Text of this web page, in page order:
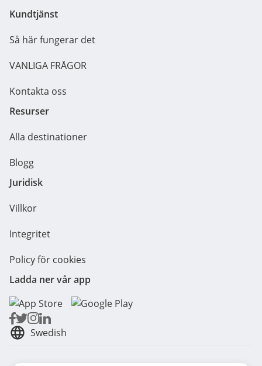
Kundtjänst
Så här fungerar det
VANLIGA FRÅGOR
Kontakta oss
Resurser
Alla destinationer
Blogg
Juridisk
Villkor
Integritet
Policy för cookies
Ladda ner vår app
Swedish